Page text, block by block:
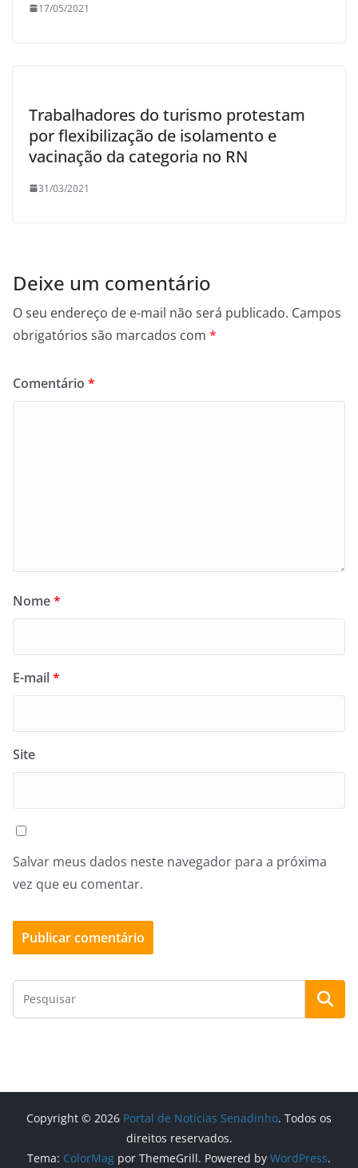
17/05/2021
Trabalhadores do turismo protestam
por flexibilização de isolamento e
vacinação da categoria no RN
31/03/2021
Deixe um comentário
O seu endereço de e-mail não será publicado. Campos
obrigatórios são marcados com *
Comentário *
Nome*
E-mail*
Site
Salvar meus dados neste navegador para a próxima
vez que eu comentar.
Copyright © 2026 Portal de Notícias Senadinho. Todos os
direitos reservados.
Tema: ColorMag por ThemeGrill. Powered by WordPress.